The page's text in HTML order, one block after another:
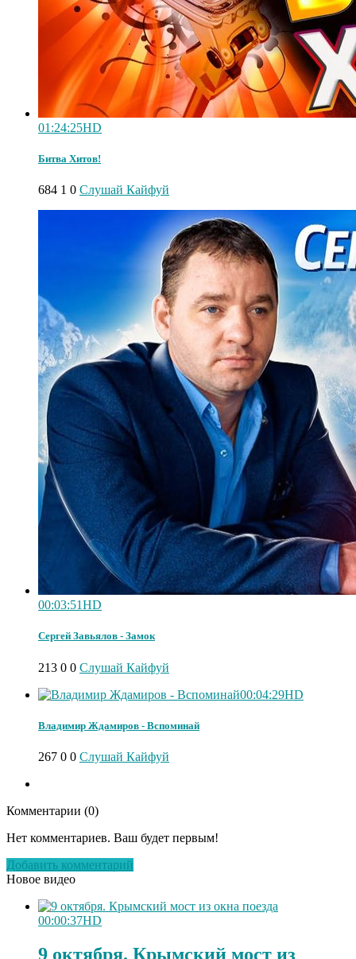
01:24:25HD
Битва Хитов!
684 1 0 Слушай Кайфуй
00:03:51HD
Сергей Завьялов - Замок
213 0 0 Слушай Кайфуй
00:04:29HD
Владимир Ждамиров - Вспоминай
267 0 0 Слушай Кайфуй
Комментарии (0)
Нет комментариев. Ваш будет первым!
Добавить комментарий
Новое видео
00:00:37HD
9 октября. Крымский мост из